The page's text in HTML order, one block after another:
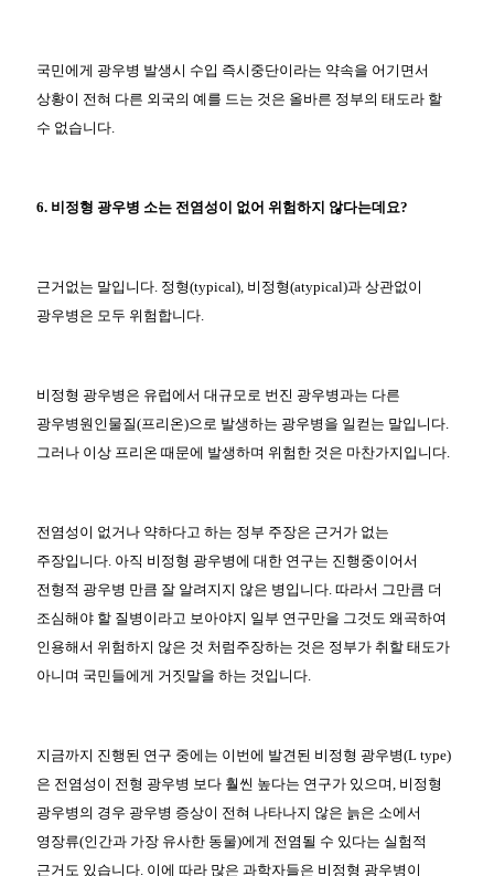
국민에게 광우병 발생시 수입 즉시중단이라는 약속을 어기면서
상황이 전혀 다른 외국의 예를 드는 것은 올바른 정부의 태도라 할
수 없습니다.
6. 비정형 광우병 소는 전염성이 없어 위험하지 않다는데요?
근거없는 말입니다. 정형(typical), 비정형(atypical)과 상관없이
광우병은 모두 위험합니다.
비정형 광우병은 유럽에서 대규모로 번진 광우병과는 다른
광우병원인물질(프리온)으로 발생하는 광우병을 일컫는 말입니다.
그러나 이상 프리온 때문에 발생하며 위험한 것은 마찬가지입니다.
전염성이 없거나 약하다고 하는 정부 주장은 근거가 없는
주장입니다. 아직 비정형 광우병에 대한 연구는 진행중이어서
전형적 광우병 만큼 잘 알려지지 않은 병입니다. 따라서 그만큼 더
조심해야 할 질병이라고 보아야지 일부 연구만을 그것도 왜곡하여
인용해서 위험하지 않은 것 처럼주장하는 것은 정부가 취할 태도가
아니며 국민들에게 거짓말을 하는 것입니다.
지금까지 진행된 연구 중에는 이번에 발견된 비정형 광우병(L type)
은 전염성이 전형 광우병 보다 훨씬 높다는 연구가 있으며, 비정형
광우병의 경우 광우병 증상이 전혀 나타나지 않은 늙은 소에서
영장류(인간과 가장 유사한 동물)에게 전염될 수 있다는 실험적
근거도 있습니다. 이에 따라 많은 과학자들은 비정형 광우병이